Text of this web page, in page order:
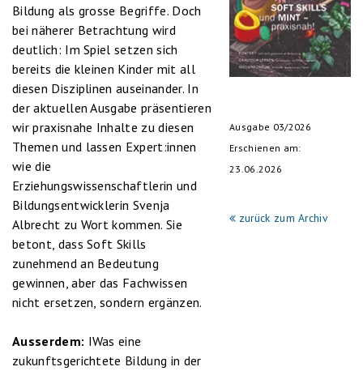
Bildung als grosse Begriffe. Doch
bei näherer Betrachtung wird
deutlich: Im Spiel setzen sich
bereits die kleinen Kinder mit all
diesen Disziplinen auseinander. In
der aktuellen Ausgabe präsentieren
wir praxisnahe Inhalte zu diesen
Themen und lassen Expert:innen
wie die
Erziehungswissenschaftlerin und
Bildungsentwicklerin Svenja
Albrecht zu Wort kommen. Sie
betont, dass Soft Skills
zunehmend an Bedeutung
gewinnen, aber das Fachwissen
nicht ersetzen, sondern ergänzen.
Ausserdem: IWas eine
zukunftsgerichtete Bildung in der
Ausgabe 03/2026
Erschienen am:
23.06.2026
zurück zum Archiv